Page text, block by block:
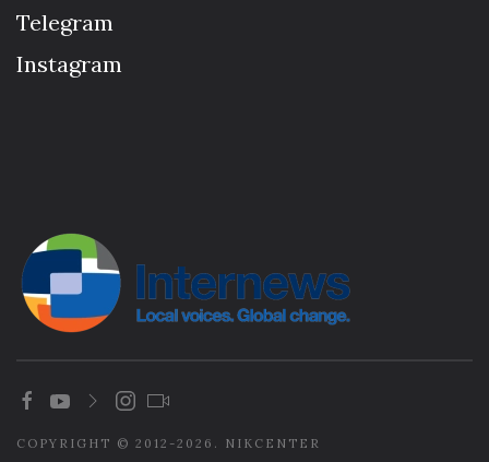
Telegram
Instagram
COPYRIGHT © 2012-2026. NIKCENTER